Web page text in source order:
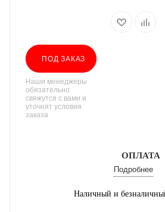
ПОД ЗАКАЗ
Наши менеджеры
обязательно
свяжутся с вами и
уточнят условия
заказа
ОПЛАТА
Подробнее
Наличный и